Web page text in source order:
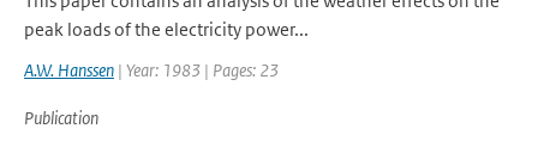
peak loads of the electricity power...
A.W. Hanssen | Year: 1983 | Pages: 23
Publication